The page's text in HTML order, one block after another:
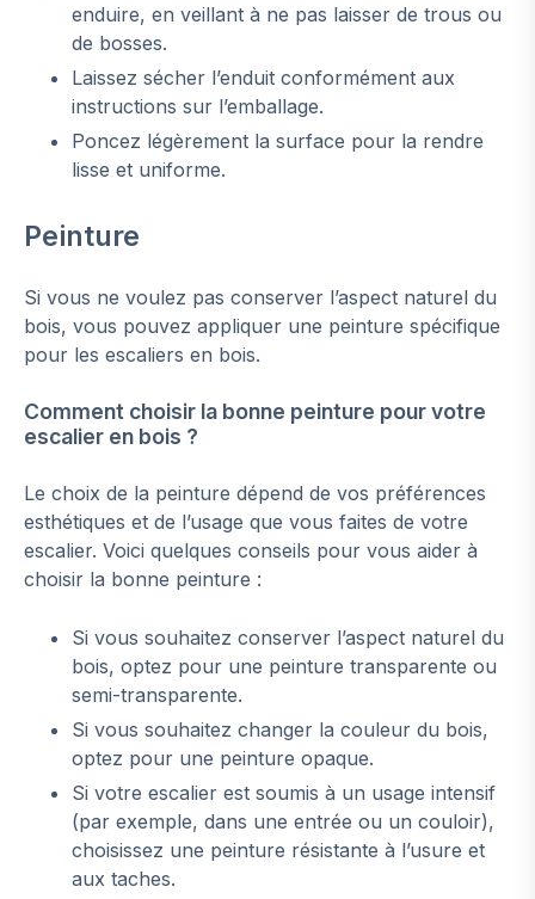
enduire, en veillant à ne pas laisser de trous ou
de bosses.
Laissez sécher l’enduit conformément aux
instructions sur l’emballage.
Poncez légèrement la surface pour la rendre
lisse et uniforme.
Peinture
Si vous ne voulez pas conserver l’aspect naturel du
bois, vous pouvez appliquer une peinture spécifique
pour les escaliers en bois.
Comment choisir la bonne peinture pour votre
escalier en bois ?
Le choix de la peinture dépend de vos préférences
esthétiques et de l’usage que vous faites de votre
escalier. Voici quelques conseils pour vous aider à
choisir la bonne peinture :
Si vous souhaitez conserver l’aspect naturel du
bois, optez pour une peinture transparente ou
semi-transparente.
Si vous souhaitez changer la couleur du bois,
optez pour une peinture opaque.
Si votre escalier est soumis à un usage intensif
(par exemple, dans une entrée ou un couloir),
choisissez une peinture résistante à l’usure et
aux taches.